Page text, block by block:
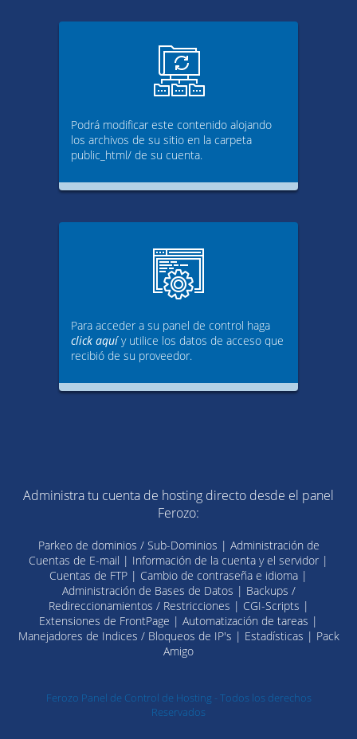
Podrá modificar este contenido alojando
los archivos de su sitio en la carpeta
public_html/ de su cuenta.
Para acceder a su panel de control haga
click aquíy utilice los datos de acceso que
recibió de su proveedor.
Administra tu cuenta de hosting directo desde el panel
Ferozo:
Parkeo de dominios / Sub-Dominios | Administración de
Cuentas de E-mail | Información de la cuenta y el servidor |
Cuentas de FTP | Cambio de contraseña e idioma |
Administración de Bases de Datos | Backups /
Redireccionamientos / Restricciones | CGI-Scripts |
Extensiones de FrontPage | Automatización de tareas |
Manejadores de Indices / Bloqueos de IP's | Estadísticas | Pack
Amigo
Ferozo Panel de Control de Hosting - Todos los derechos
Reservados